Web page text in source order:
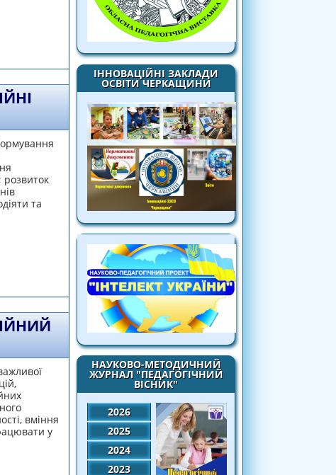
ІННОВАЦІЙНІ ЗАКЛАДИ
ОСВІТИ ЧЕРКАЩИНИ
НАУКОВО-МЕТОДИЧНИЙ
ЖУРНАЛ "ПЕДАГОГІЧНИЙ
ВІСНИК"
2026
2025
2024
2023
та програмування»
розвиток
та
проектування»
вміння
у